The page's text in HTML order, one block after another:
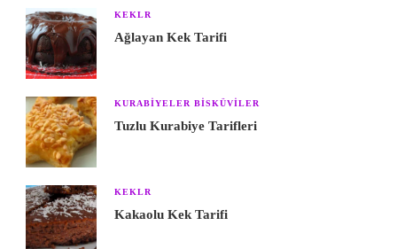
KEKLR
Ağlayan Kek Tarifi
KURABIYELER BISKÜVILER
Tuzlu Kurabiye Tarifleri
KEKLR
Kakaolu Kek Tarifi